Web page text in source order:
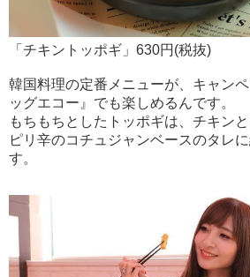
「チキントッポギ」630円(税抜)
韓国料理の定番メニューが、キャン
ッグエコー』でも楽しめるんです。
もちもちとしたトッポギは、チキン
ピリ辛のコチュジャンベースのタレ
す。